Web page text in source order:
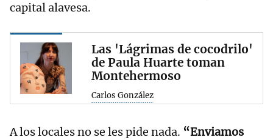
capital alavesa.
Las 'Lágrimas de cocodrilo'
de Paula Huarte toman
Montehermoso
Carlos González
A los locales no se les pide nada. “Enviamos